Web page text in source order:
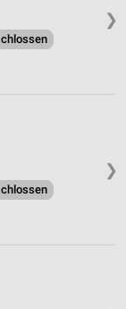
❯
❯